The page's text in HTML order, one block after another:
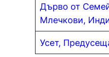
Дърво от
Млечкови,
Усет,